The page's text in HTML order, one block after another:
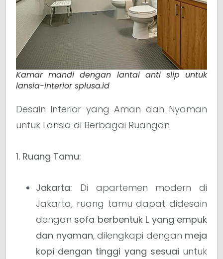
Kamar mandi dengan lantai anti slip untuk
lansia-interior splusa.id
Desain Interior yang Aman dan Nyaman
untuk Lansia di Berbagai Ruangan
1. Ruang Tamu:
Jakarta: Di apartemen modern di
Jakarta, ruang tamu dapat didesain
dengan sofa berbentuk L yang empuk
dan nyaman, dilengkapi dengan meja
kopi dengan tinggi yang sesuai untuk